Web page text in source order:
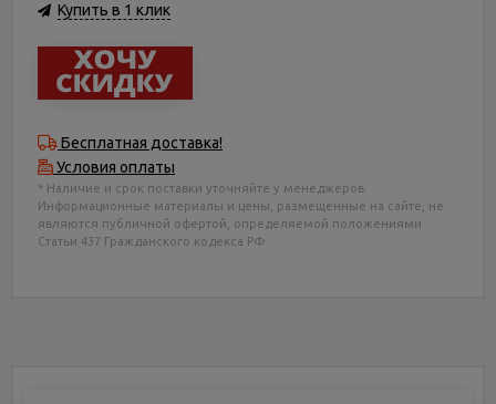
Купить в 1 клик
Бесплатная доставка!
Условия оплаты
* Наличие и срок поставки уточняйте у менеджеров.
Информационные материалы и цены, размещенные на сайте, не
являются публичной офертой, определяемой положениями
Статьи 437 Гражданского кодекса РФ.